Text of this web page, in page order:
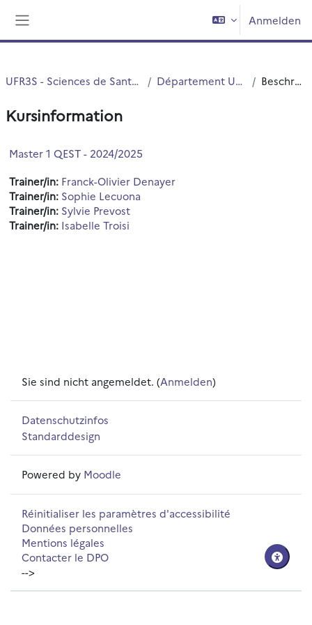
Anmelden
UFR3S - Sciences de Santé et du Sport Département UFR3S - ILIS Beschreibung
Kursinformation
Master 1 QEST - 2024/2025
Trainer/in: Franck-Olivier Denayer
Trainer/in: Sophie Lecuona
Trainer/in: Sylvie Prevost
Trainer/in: Isabelle Troisi
Sie sind nicht angemeldet. (Anmelden)
Datenschutzinfos
Standarddesign
Powered by Moodle
Réinitialiser les paramètres d'accessibilité
Données personnelles
Mentions légales
Contacter le DPO
-->